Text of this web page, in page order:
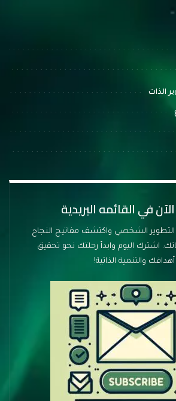
الذات
في القائمه البريدية
الشخصي واكتشف مفاتيح النجاح
اشترك اليوم وابدأ رحلتك نحو تحقيق
أهدافك والتنمية الذاتية!